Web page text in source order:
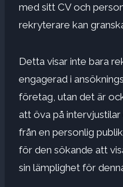
med sitt CV och
rekryterare kan
Detta visar inte bara
engagerad i
företag, utan det är
att öva på
från en personlig
för den sökande att
sin lämplighet för